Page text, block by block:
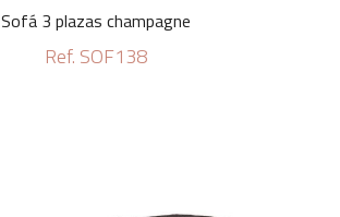
Sofá 3 plazas champagne
Ref. SOF138